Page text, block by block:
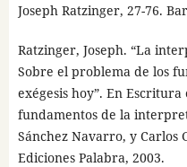
Joseph Ratzinger, 27-76.
Ratzinger, Joseph. “La
Sobre el problema de los
exégesis hoy”. En
fundamentos de la
Sánchez Navarro, y Carlos
Ediciones Palabra, 2003.